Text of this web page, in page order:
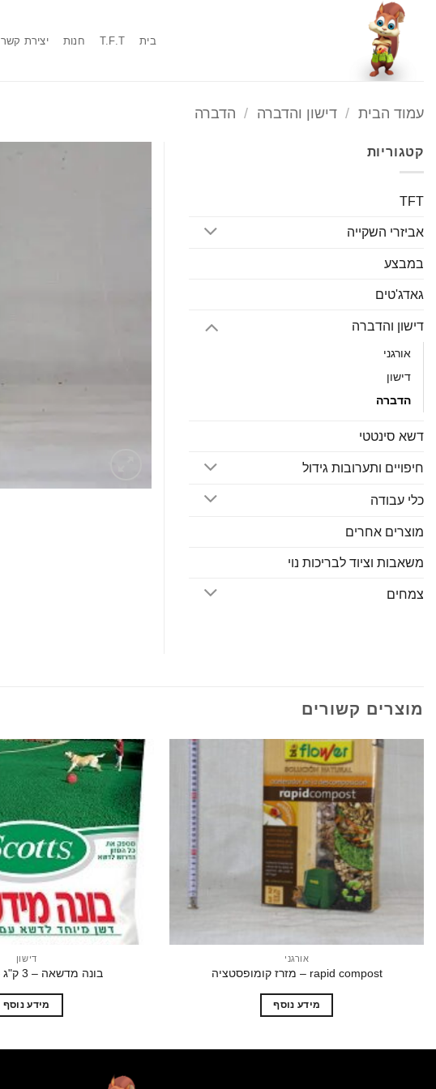
content
בית T.F.T חנות יצירת קשר
עמוד הבית / דישון והדברה / הדברה
קטגוריות
TFT
אביזרי השקייה
במבצע
גאדג'טים
דישון והדברה
אורגני
דישון
הדברה
דשא סינטטי
חיפויים ותערובות גידול
כלי עבודה
מוצרים אחרים
משאבות וציוד לבריכות נוי
צמחים
מוצרים קשורים
לרשימת
המשאלות
אורגני
rapid compost – מזרז קומופסטציה
מידע נוסף
דישון
בונה מדשאה – 3 ק"ג – 150 מ"ר
מידע נוסף